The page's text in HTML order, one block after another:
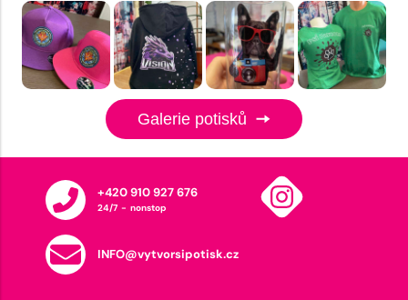
Galerie potisků
+420 910 927 676
24/7 - nonstop
INFO@vytvorsipotisk.cz